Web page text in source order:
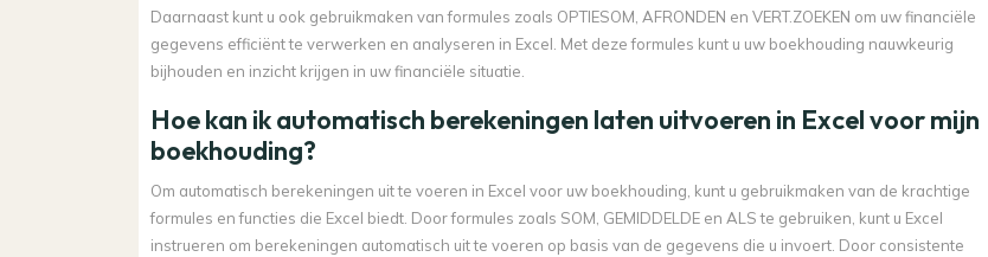
Daarnaast kunt u ook gebruikmaken van formules zoals OPTIESOM, AFRONDEN en VERT.ZOEKEN om uw financiële
gegevens efficiënt te verwerken en analyseren in Excel. Met deze formules kunt u uw boekhouding nauwkeurig
bijhouden en inzicht krijgen in uw financiële situatie.
Hoe kan ik automatisch berekeningen laten uitvoeren in Excel voor mijn
boekhouding?
Om automatisch berekeningen uit te voeren in Excel voor uw boekhouding, kunt u gebruikmaken van de krachtige
formules en functies die Excel biedt. Door formules zoals SOM, GEMIDDELDE en ALS te gebruiken, kunt u Excel
instrueren om berekeningen automatisch uit te voeren op basis van de gegevens die u invoert. Door consistente